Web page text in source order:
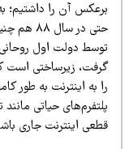
آن را داشتیم؛ به
حتی در سال ۸۸
دولت اول روحانی
زیرساختی است که
به اینترنت به طور کامل
حیاتی مانند
اینترنت جاری باشند.»